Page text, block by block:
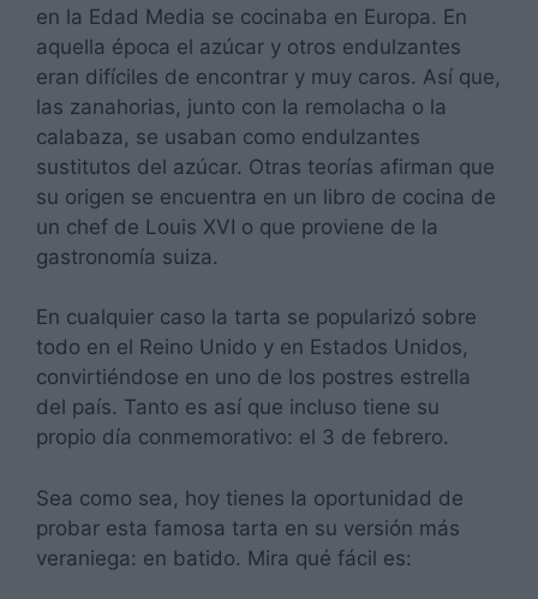
en la Edad Media se cocinaba en Europa. En
aquella época el azúcar y otros endulzantes
eran difíciles de encontrar y muy caros. Así que,
las zanahorias, junto con la remolacha o la
calabaza, se usaban como endulzantes
sustitutos del azúcar. Otras teorías afirman que
su origen se encuentra en un libro de cocina de
un chef de Louis XVI o que proviene de la
gastronomía suiza.
En cualquier caso la tarta se popularizó sobre
todo en el Reino Unido y en Estados Unidos,
convirtiéndose en uno de los postres estrella
del país. Tanto es así que incluso tiene su
propio día conmemorativo: el 3 de febrero.
Sea como sea, hoy tienes la oportunidad de
probar esta famosa tarta en su versión más
veraniega: en batido. Mira qué fácil es: